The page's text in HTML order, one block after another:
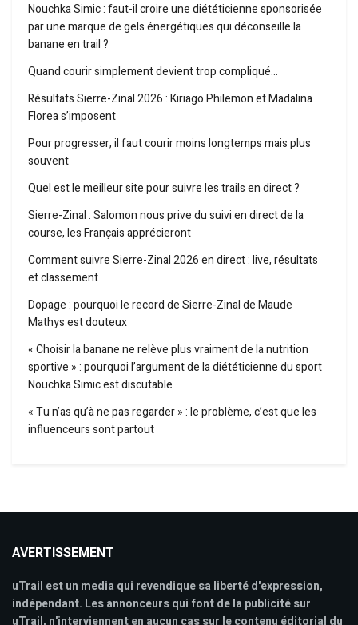
Nouchka Simic : faut-il croire une diététicienne sponsorisée
par une marque de gels énergétiques qui déconseille la
banane en trail ?
Quand courir simplement devient trop compliqué…
Résultats Sierre-Zinal 2026 : Kiriago Philemon et Madalina
Florea s’imposent
Pour progresser, il faut courir moins longtemps mais plus
souvent
Quel est le meilleur site pour suivre les trails en direct ?
Sierre-Zinal : Salomon nous prive du suivi en direct de la
course, les Français apprécieront
Comment suivre Sierre-Zinal 2026 en direct : live, résultats
et classement
Dopage : pourquoi le record de Sierre-Zinal de Maude
Mathys est douteux
« Choisir la banane ne relève plus vraiment de la nutrition
sportive » : pourquoi l’argument de la diététicienne du sport
Nouchka Simic est discutable
« Tu n’as qu’à ne pas regarder » : le problème, c’est que les
influenceurs sont partout
AVERTISSEMENT
uTrail est un media qui revendique sa liberté d'expression,
indépendant. Les annonceurs qui font de la publicité sur